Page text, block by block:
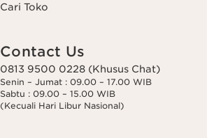
Cari Toko
Contact Us
0813 9500 0228 (Khusus Chat)
Senin – Jumat : 09.00 – 17.00 WIB
Sabtu : 09.00 – 15.00 WIB
(Kecuali Hari Libur Nasional)